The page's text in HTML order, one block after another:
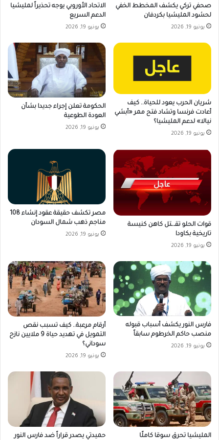
صحفي تركي يكشف المخطط الخفي
لحشود المليشيا بكردفان
يونيو 19, 2026
الاتحاد الأوروبي يوجه تحذيراً لمليشيا
الدعم السريع
يونيو 19, 2026
شريان الحرب يعود للحياة.. كيف
أعادت فرنسا وتشاد فتح ممر «أبشي
نيالا» لدعم المليشيا؟
يونيو 19, 2026
الحكومة تعلن إجراء جديدا بشأن
العودة الطوعية
يونيو 19, 2026
قوات الحلو تقـ.ـتل كاهن كنيسة
تاريخية بكاودا
يونيو 19, 2026
مصر تكشف حقيقة عقود إنشاء 108
مناجم ذهب شمال السودان
يونيو 19, 2026
فارس النور يكشف أسباب قبوله
منصب حاكم الخرطوم سابقاً
يونيو 19, 2026
أرقام مرعبة.. كيف تسبب نقص
التمويل في تهديد حياة 9 ملايين نازح
سوداني؟
يونيو 19, 2026
المليشيا تحرق سوقا كاملًا حميدتي يصدر قراراً ضد فارس النور